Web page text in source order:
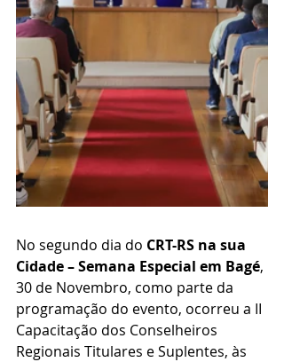
No segundo dia do CRT-RS na sua
Cidade – Semana Especial em Bagé,
30 de Novembro, como parte da
programação do evento, ocorreu a II
Capacitação dos Conselheiros
Regionais Titulares e Suplentes, às